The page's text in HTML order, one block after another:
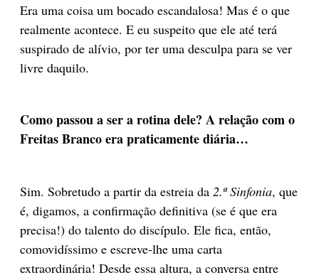
Era uma coisa um bocado escandalosa! Mas é o que
realmente acontece. E eu suspeito que ele até terá
suspirado de alívio, por ter uma desculpa para se ver
livre daquilo.
Como passou a ser a rotina dele? A relação com o
Freitas Branco era praticamente diária…
Sim. Sobretudo a partir da estreia da 2.ª Sinfonia, que
é, digamos, a confirmação definitiva (se é que era
precisa!) do talento do discípulo. Ele fica, então,
comovidíssimo e escreve-lhe uma carta
extraordinária! Desde essa altura, a conversa entre